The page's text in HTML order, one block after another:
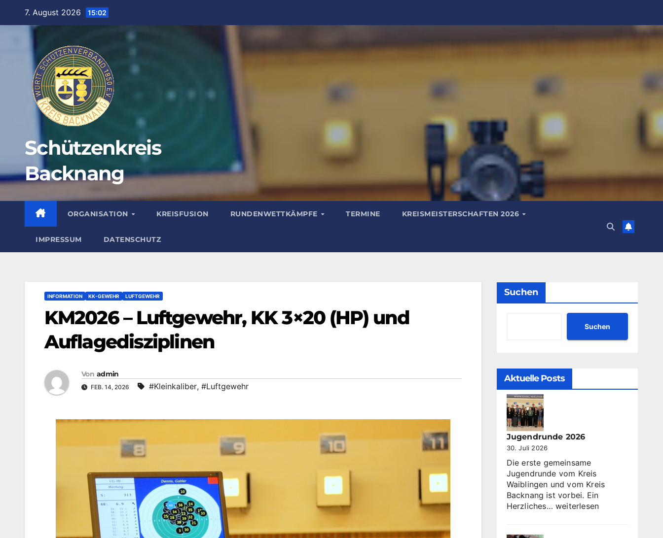
7. August 2026 15:02
Schützenkreis
Backnang
ORGANISATION KREISFUSION RUNDENWETTKÄMPFE TERMINE KREISMEISTERSCHAFTEN 2026
IMPRESSUM DATENSCHUTZ
INFORMATION KK-GEWEHR LUFTGEWEHR
KM2026 – Luftgewehr, KK 3×20 (HP) und
Auflagedisziplinen
Von admin
FEB. 14, 2026 #Kleinkaliber, #Luftgewehr
Suchen
Suchen
Aktuelle Posts
Jugendrunde 2026
30. Juli 2026
Die erste gemeinsame
Jugendrunde vom Kreis
Waiblingen und vom Kreis
Backnang ist vorbei. Ein
Herzliches… Jugendrunde
weiterlesen